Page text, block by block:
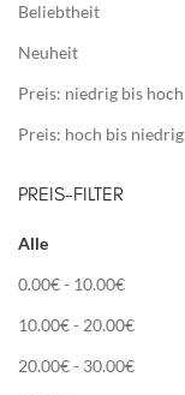
Beliebtheit
Neuheit
Preis: niedrig bis hoch
Preis: hoch bis niedrig
PREIS-FILTER
Alle
0.00€- 10.00€
10.00€- 20.00€
20.00€- 30.00€